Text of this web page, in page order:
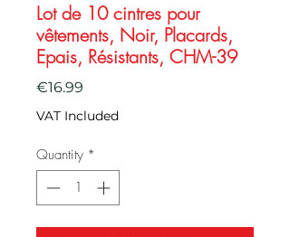
Lot de 10 cintres pour
vêtements, Noir, Placards,
Epais, Résistants, CHM-39
€16.99
VAT Included
Quantity *